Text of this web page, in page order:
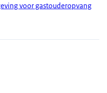
voor gastouderopvang